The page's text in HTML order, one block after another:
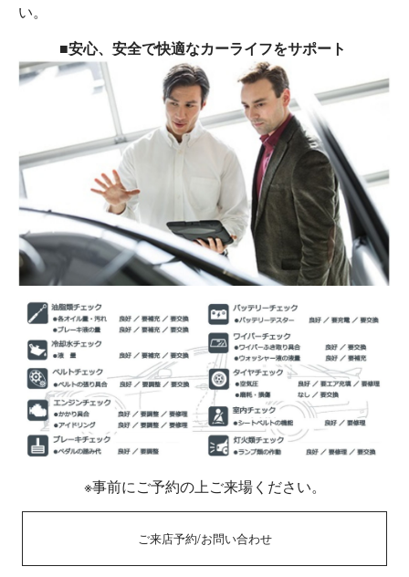
い。
■安心、安全で快適なカーライフをサポート
※事前にご予約の上ご来場ください。
ご来店予約/お問い合わせ